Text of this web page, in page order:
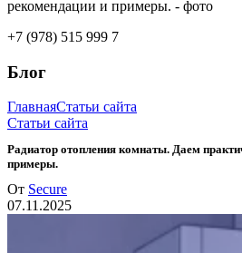
+7 (978) 515 999 7
Блог
ГлавнаяСтатьи сайта
Статьи сайта
Радиатор отопления комнаты. Даем
примеры.
От Secure
07.11.2025